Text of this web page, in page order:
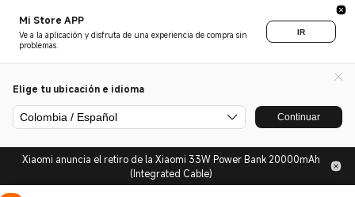
Mi Store APP
Ve a la aplicación y disfruta de una experiencia de compra sin
problemas.
IR
Elige tu ubicación e idioma
Colombia / Español Continuar
Xiaomi anuncia el retiro de la Xiaomi 33W Power Bank 20000mAh
(Integrated Cable)